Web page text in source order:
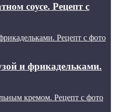
соусе. Рецепт с
Рецепт с фото
и фрикадельками.
кремом. Рецепт с фото